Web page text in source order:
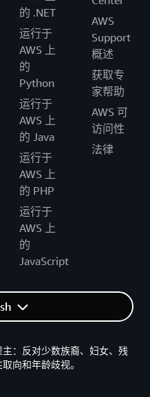
的 .NET
运行于
AWS 上
的
Python
运行于
AWS 上
的 Java
运行于
AWS 上
的 PHP
运行于
AWS 上
的
JavaScript
AWS
Support
概述
获取专
家帮助
AWS 可
访问性
法律
：反对少数族裔、妇女、残
向和年龄歧视。